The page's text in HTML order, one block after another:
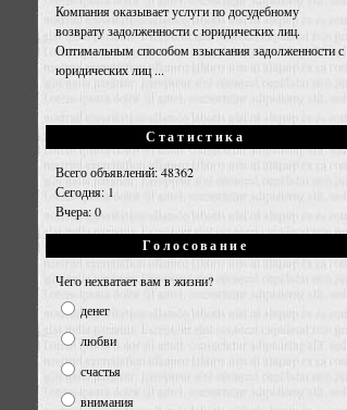
Компания оказывает услуги по досудебному
возврату задолженности с юридических лиц.
Оптимальным способом взыскания задолженности с
юридических лиц ...
Статистика
Всего объявлений: 48362
Сегодня: 1
Вчера: 0
Голосование
Чего нехватает вам в жизни?
денег
любви
счастья
внимания